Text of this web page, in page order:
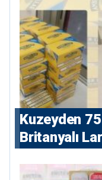
Kuzeyden
Britanyalı